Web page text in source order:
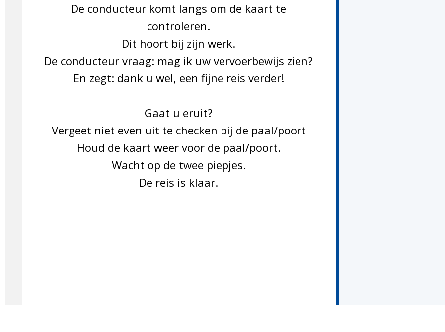
De conducteur komt langs om de kaart te
controleren.
Dit hoort bij zijn werk.
De conducteur vraag: mag ik uw vervoerbewijs zien?
En zegt: dank u wel, een fijne reis verder!
Gaat u eruit?
Vergeet niet even uit te checken bij de paal/poort
Houd de kaart weer voor de paal/poort.
Wacht op de twee piepjes.